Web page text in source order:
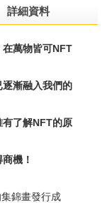
詳細資料
萬物皆可NFT
漸融入我們的
了解NFT的原
機！
錦畫發行成